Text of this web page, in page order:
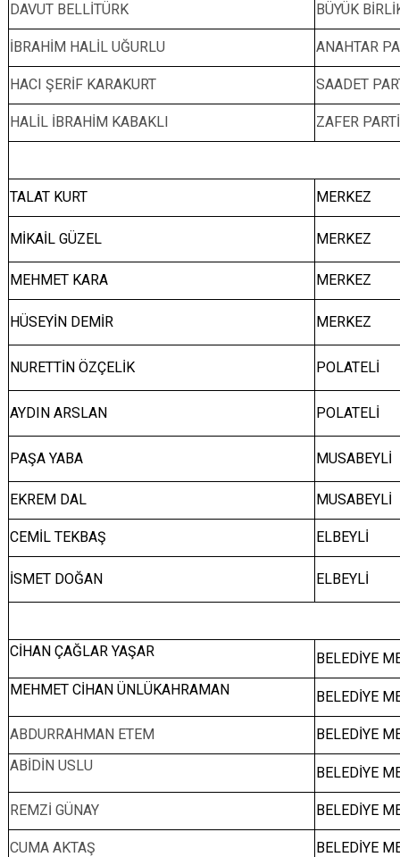
DAVUT BELLİTÜRK BÜYÜK
İBRAHİM HALİL UĞURLU ANAHTAR
HACI ŞERİF KARAKURT SAADET
HALİL İBRAHİM KABAKLI ZAFER
TALAT KURT MERKEZ
MİKAİL GÜZEL MERKEZ
MEHMET KARA MERKEZ
HÜSEYİN DEMİR MERKEZ
NURETTİN ÖZÇELİK POLATELİ
AYDIN ARSLAN POLATELİ
PAŞA YABA MUSABEYLİ
EKREM DAL MUSABEYLİ
CEMİL TEKBAŞ ELBEYLİ
İSMET DOĞAN ELBEYLİ
CİHAN ÇAĞLAR YAŞAR
BELEDİYE
MEHMET CİHAN ÜNLÜKAHRAMAN
BELEDİYE
ABDURRAHMAN ETEM
BELEDİYE
ABİDİN USLU
BELEDİYE
REMZİ GÜNAY BELEDİYE
CUMA AKTAŞ BELEDİYE